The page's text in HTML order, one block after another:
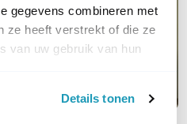
gegevens combineren met
ze heeft verstrekt of die ze
van uw gebruik van hun
Details tonen